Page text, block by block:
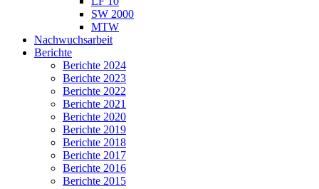
SW 2000
MTW
Nachwuchsarbeit
Berichte
Berichte 2024
Berichte 2023
Berichte 2022
Berichte 2021
Berichte 2020
Berichte 2019
Berichte 2018
Berichte 2017
Berichte 2016
Berichte 2015